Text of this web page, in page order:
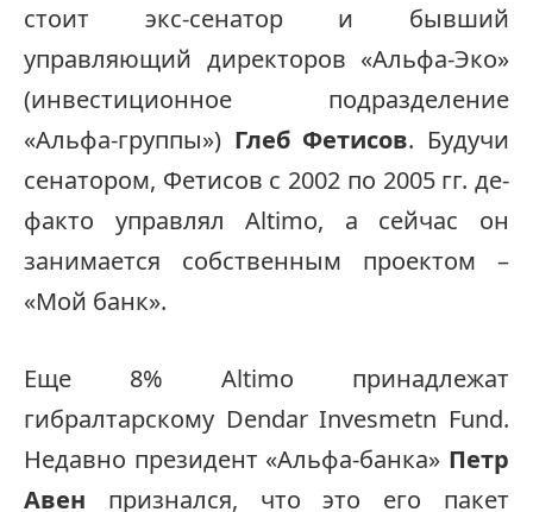
стоит экс-сенатор и бывший
управляющий директоров «Альфа-Эко»
(инвестиционное подразделение
«Альфа-группы») Глеб Фетисов. Будучи
сенатором, Фетисов с 2002 по 2005 гг. де-
факто управлял Altimo, а сейчас он
занимается собственным проектом –
«Мой банк».
Еще 8% Altimo принадлежат
гибралтарскому Dendar Invesmetn Fund.
Недавно президент «Альфа-банка» Петр
Авен признался, что это его пакет